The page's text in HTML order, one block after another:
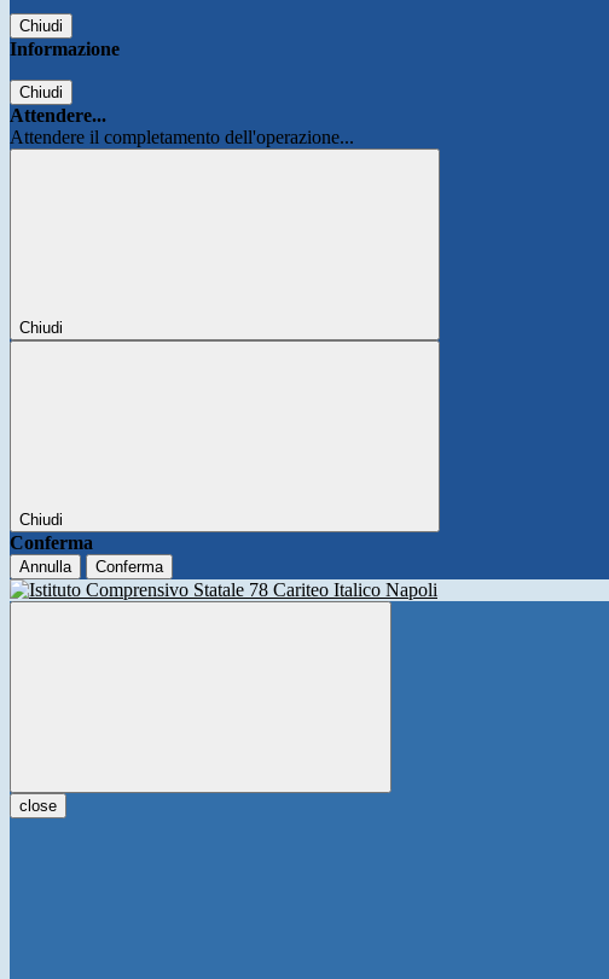
Chiudi
Informazione
Chiudi
Attendere...
Attendere il completamento dell'operazione...
Chiudi
Chiudi
Conferma
Annulla Conferma
close